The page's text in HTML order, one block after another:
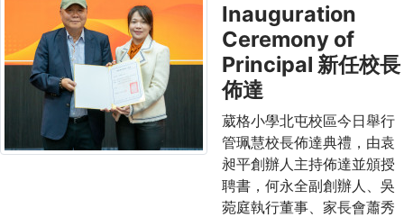
Inauguration
Ceremony of
Principal 新任校長
佈達
葳格小學北屯校區今日舉行
管珮慧校長佈達典禮，由袁
昶平創辦人主持佈達並頒授
聘書，何永全副創辦人、吳
菀庭執行董事、家長會蕭秀